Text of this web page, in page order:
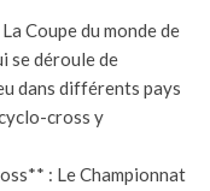
Coupe du monde de
se déroule de
dans différents pays
cross y
: Le Championnat